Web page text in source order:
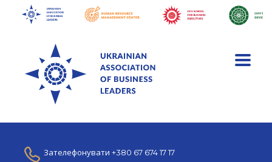
Зателефонувати +380 67 674 17 17